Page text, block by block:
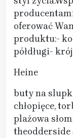
oferować
produktu:-
półdługi-
Heine
buty na
chłopięce,
plażowa
theodderside